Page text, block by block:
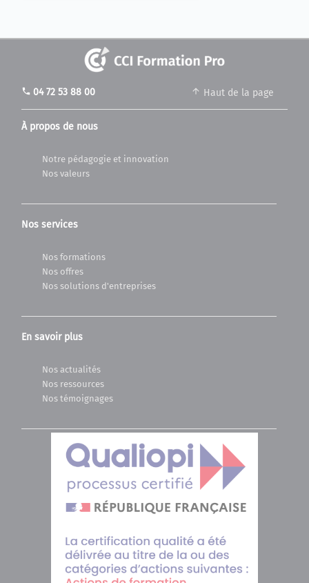
À propos de nous
Notre pédagogie et innovation
Nos valeurs
Nos services
Nos formations
Nos offres
Nos solutions d'entreprises
En savoir plus
Nos actualités
Nos ressources
Nos témoignages
Haut de la page
phone 04 72 53 88 00